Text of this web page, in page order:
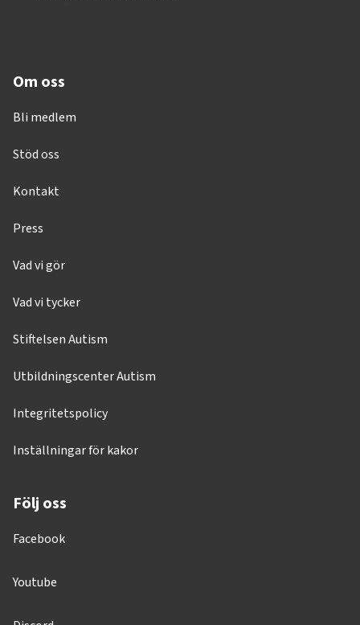
Om oss
Bli medlem
Stöd oss
Kontakt
Press
Vad vi gör
Vad vi tycker
Stiftelsen Autism
Utbildningscenter Autism
Integritetspolicy
Inställningar för kakor
Följ oss
Facebook
Youtube